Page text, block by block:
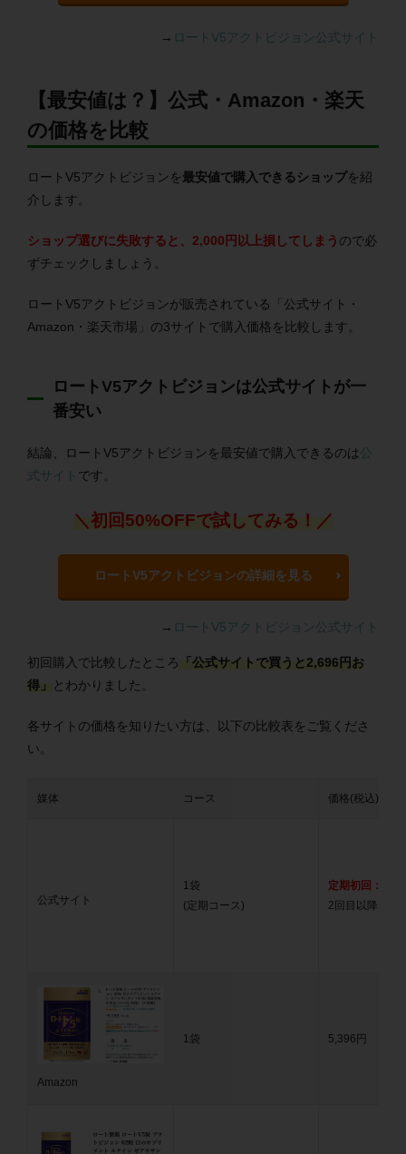
→ ロートV5アクトビジョン公式サイト
【最安値は？】公式・Amazon・楽天
の価格を比較
ロートV5アクトビジョンを最安値で購入できるショップを紹
介します。
ショップ選びに失敗すると、2,000円以上損してしまう ので必
ずチェックしましょう。
ロートV5アクトビジョンが販売されている「公式サイト・
Amazon・楽天市場」の3サイトで購入価格を比較します。
ロートV5アクトビジョンは公式サイトが一
番安い
結論、ロートV5アクトビジョンを最安値で購入できるのは公
式サイト です。
＼初回50%OFFで試してみる！／
ロートV5アクトビジョンの詳細を見る
→ ロートV5アクトビジョン公式サイト
初回購入で比較したところ
「公式サイトで買うと2,696円お
得」
とわかりました。
各サイトの価格を知りたい方は、以下の比較表をご覧くださ
い。
媒体 コース 価格(税込)
公式サイト
1袋
(定期コース)
定期初回：
2回目以降：
Amazon
1袋 5,396円